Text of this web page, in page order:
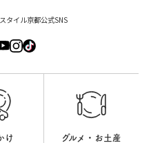
タイル京都公式SNS
け グルメ・お土産